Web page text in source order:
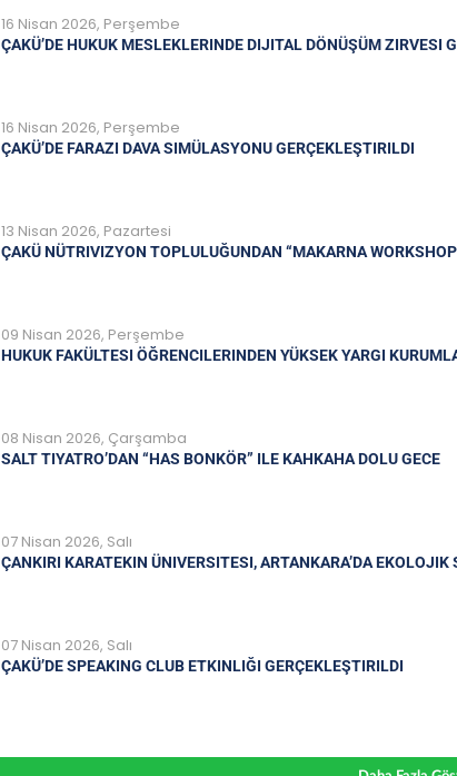
16 Nisan 2026, Perşembe
ÇAKÜ’DE HUKUK MESLEKLERINDE DIJITAL DÖNÜŞÜM ZIRVESI
16 Nisan 2026, Perşembe
ÇAKÜ’DE FARAZI DAVA SIMÜLASYONU GERÇEKLEŞTIRILDI
13 Nisan 2026, Pazartesi
ÇAKÜ NÜTRIVIZYON TOPLULUĞUNDAN “MAKARNA
09 Nisan 2026, Perşembe
HUKUK FAKÜLTESI ÖĞRENCILERINDEN YÜKSEK YARGI
08 Nisan 2026, Çarşamba
SALT TIYATRO’DAN “HAS BONKÖR” ILE KAHKAHA DOLU GECE
07 Nisan 2026, Salı
ÇANKIRI KARATEKIN ÜNIVERSITESI, ARTANKARA’DA
07 Nisan 2026, Salı
ÇAKÜ’DE SPEAKING CLUB ETKINLIĞI GERÇEKLEŞTIRILDI